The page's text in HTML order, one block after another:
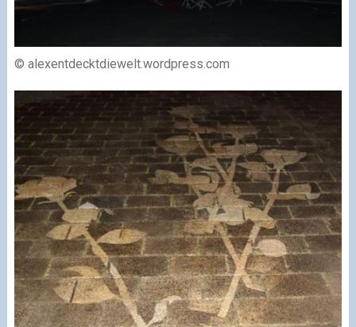
© alexentdecktdiewelt.wordpress.com